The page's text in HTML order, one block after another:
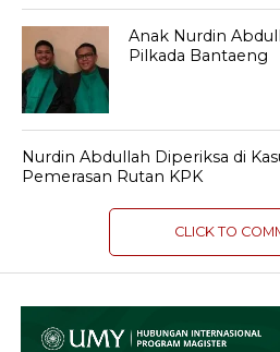
Anak Nurdin
Pilkada Bantaeng
Nurdin Abdullah Diperiksa di
Pemerasan Rutan KPK
CLICK TO